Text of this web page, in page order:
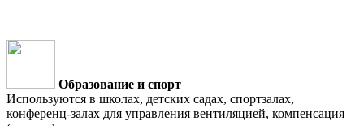
Образование и спорт
Используются в школах, детских садах, спортзалах,
конференц-залах для управления вентиляцией, компенсация